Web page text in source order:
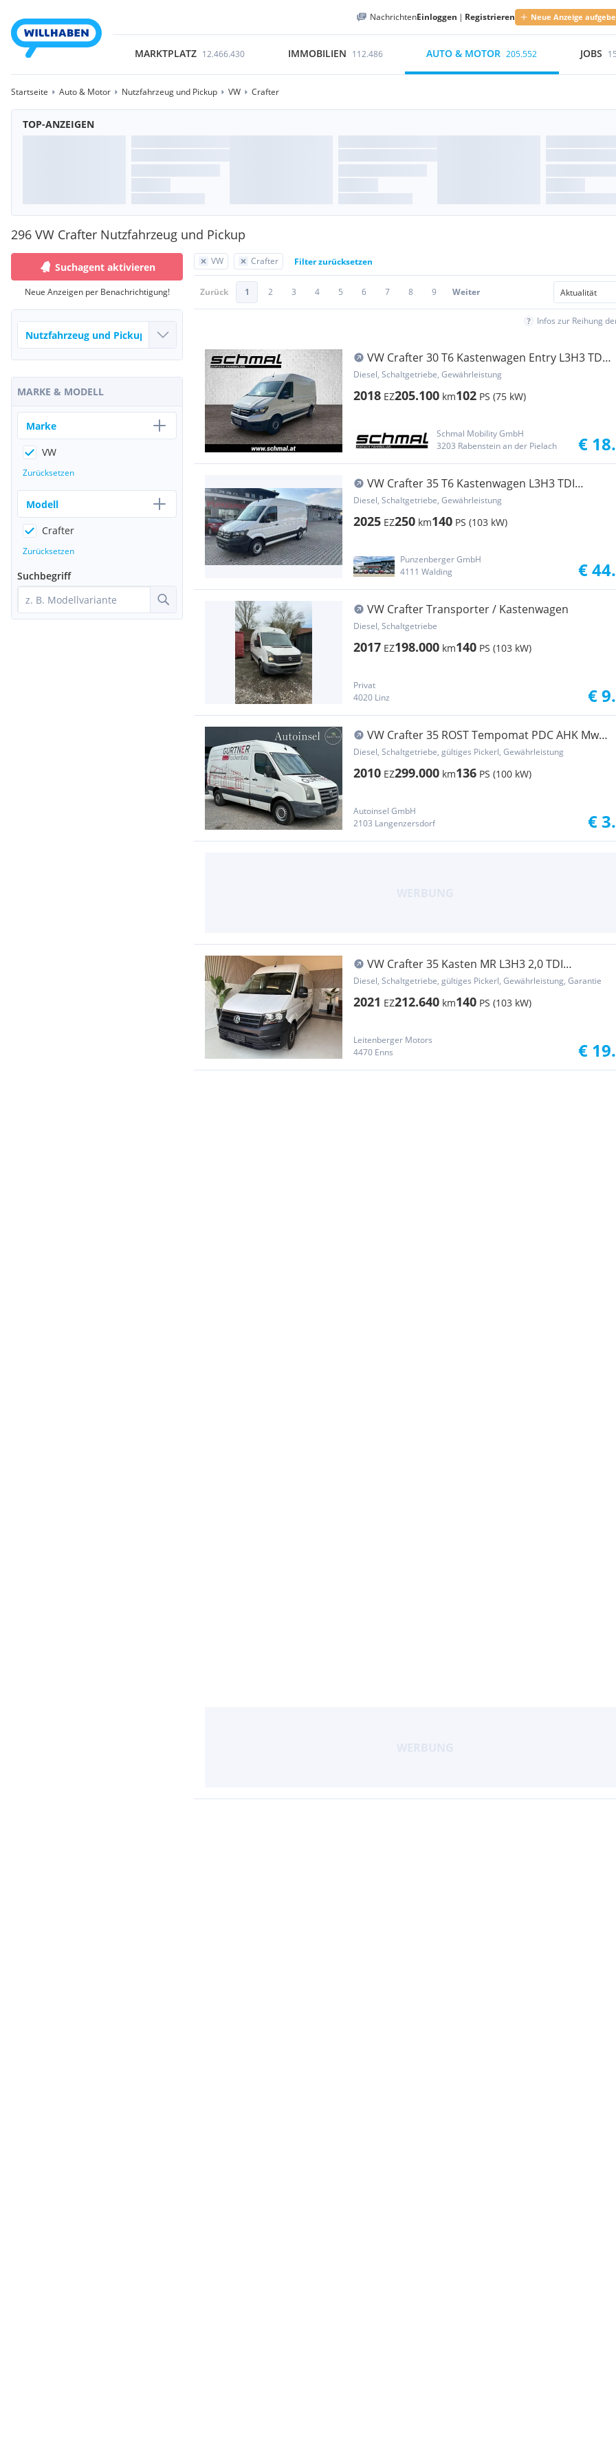
NachrichtenEinloggen | Registrieren Neue Anzeige
MARKTPLATZ 12.466.430 IMMOBILIEN 112.486 AUTO & MOTOR 205.552 JOBS
Startseite Auto & Motor Nutzfahrzeug und Pickup VW Crafter
TOP-ANZEIGEN
296 VW Crafter Nutzfahrzeug und Pickup
VW Crafter Filter zurücksetzen
Zurück 1 2 3 4 5 6 7 8 9 Weiter
Infos zur Reihung
VW Crafter 30 T6 Kastenwagen Entry L3H3 TDI
Transporter / Kastenwagen
Diesel, Schaltgetriebe, Gewährleistung
2018 EZ205.100 km102 PS (75 kW)
Schmal Mobility GmbH
3203 Rabenstein an der Pielach
€
VW Crafter 35 T6 Kastenwagen L3H3 TDI
Transporter / Kastenwagen
Diesel, Schaltgetriebe, Gewährleistung
2025 EZ250 km140 PS (103 kW)
Punzenberger GmbH
4111 Walding
€
VW Crafter Transporter / Kastenwagen
Diesel, Schaltgetriebe
2017 EZ198.000 km140 PS (103 kW)
Privat
4020 Linz
€
VW Crafter 35 ROST Tempomat PDC AHK MwSt.
Ausweisbar Transporter / Kastenwagen
Diesel, Schaltgetriebe, gültiges Pickerl, Gewährleistung
2010 EZ299.000 km136 PS (100 kW)
Autoinsel GmbH
2103 Langenzersdorf
€
VW Crafter 35 Kasten MR L3H3 2,0 TDI
Tempomat Rück... Transporter / Kastenwagen
Diesel, Schaltgetriebe, gültiges Pickerl, Gewährleistung, Garantie
2021 EZ212.640 km140 PS (103 kW)
Leitenberger Motors
4470 Enns
€
Suchagent aktivieren
Neue Anzeigen per Benachrichtigung!
MARKE & MODELL
Marke
VW
Zurücksetzen
Modell
Crafter
Zurücksetzen
Suchbegriff